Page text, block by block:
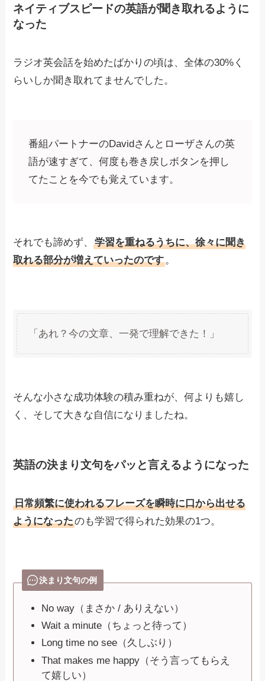
ネイティブスピードの英語が聞き取れるように
なった
ラジオ英会話を始めたばかりの頃は、全体の30%く
らいしか聞き取れてませんでした。
番組パートナーのDavidさんとローザさんの英
語が速すぎて、何度も巻き戻しボタンを押し
てたことを今でも覚えています。
それでも諦めず、学習を重ねるうちに、徐々に聞き
取れる部分が増えていったのです。
「あれ？今の文章、一発で理解できた！」
そんな小さな成功体験の積み重ねが、何よりも嬉し
く、そして大きな自信になりましたね。
英語の決まり文句をパッと言えるようになった
日常頻繁に使われるフレーズを瞬時に口から出せる
ようになったのも学習で得られた効果の1つ。
決まり文句の例
No way（まさか / ありえない）
Wait a minute（ちょっと待って）
Long time no see（久しぶり）
That makes me happy（そう言ってもらえ
て嬉しい）